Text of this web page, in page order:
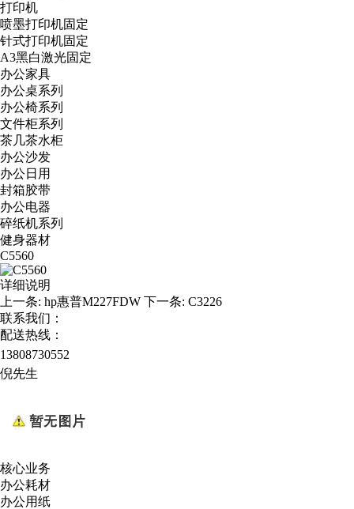
打印机
喷墨打印机固定
针式打印机固定
A3黑白激光固定
办公家具
办公桌系列
办公椅系列
文件柜系列
茶几茶水柜
办公沙发
办公日用
封箱胶带
办公电器
碎纸机系列
健身器材
C5560
详细说明
上一条: hp惠普M227FDW 下一条: C3226
联系我们：
配送热线：
13808730552
倪先生
核心业务
办公耗材
办公用纸